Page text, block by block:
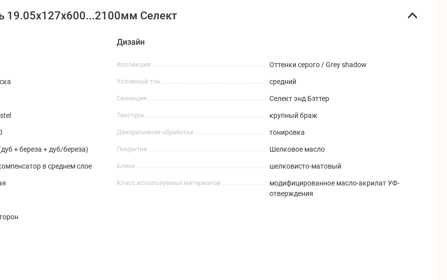
19.05x127x600...2100мм Селект
+ береза + дуб/береза)
в среднем слое
Дизайн
Коллекция Оттенки серого / Grey shadow
Условный тон средний
Селекция Селект энд Бэттер
Текстура крупный браж
Декоративная обработка тонировка
Покрытие Шелковое масло
Блеск шелковисто-матовый
Класс используемых материалов
модифицированное масло-акрилат УФ-
отверждения